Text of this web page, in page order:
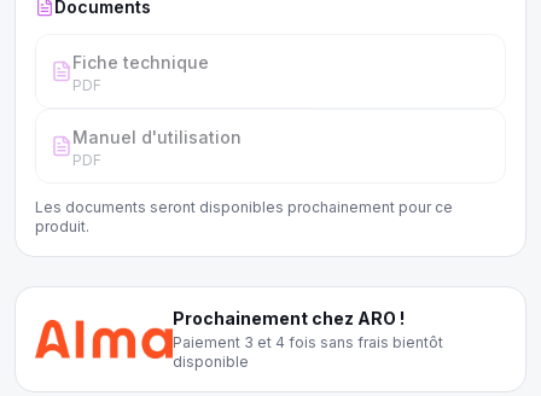
Documents
Fiche technique
PDF
Manuel d'utilisation
PDF
Les documents seront disponibles prochainement pour ce
produit.
Prochainement chez ARO !
Paiement 3 et 4 fois sans frais bientôt
disponible